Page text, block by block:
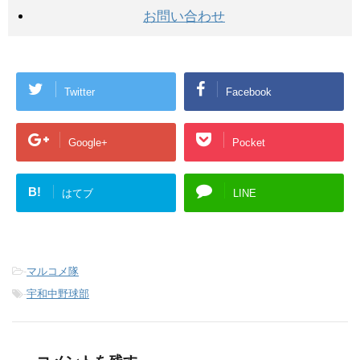
お問い合わせ
Twitter Facebook
Google+ Pocket
B! はてブ LINE
-マルコメ隊
-宇和中野球部